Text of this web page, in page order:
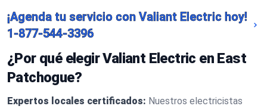
¡Agenda tu servicio con Valiant Electric hoy!
1-877-544-3396
¿Por qué elegir Valiant Electric en East
Patchogue?
Expertos locales certificados: Nuestros electricistas